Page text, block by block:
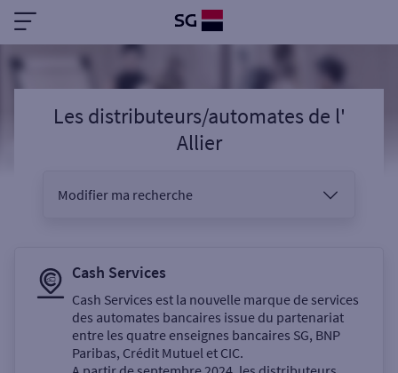
Les distributeurs/automatesde l'
Allier
Modifier ma recherche
Sélectionnez votre recherche
Cash Services
Cash Services est la nouvelle marque de services
des automates bancaires issue du partenariat
entre les quatre enseignes bancaires SG, BNP
Paribas, Crédit Mutuel et CIC.